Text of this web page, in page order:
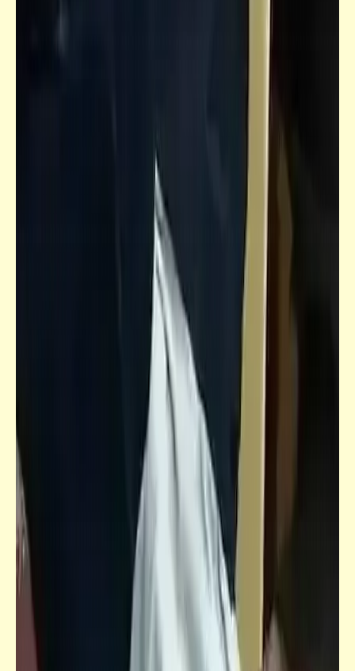
قصص للأطفال والشباب | بوتس وأخواه (2)
قصص_قصص للأطفال والشباب
قصص للأطفال والشباب | بوتس وأخواه (1)
يا بحر يا بعيد | جوزيف عادل | الكلمات ومعانيها